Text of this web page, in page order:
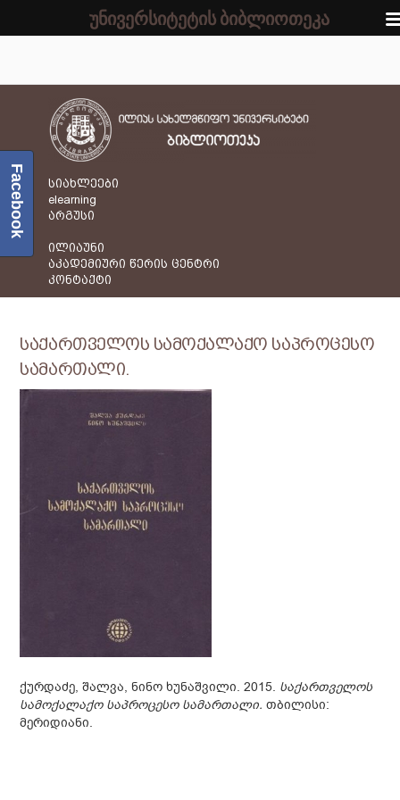
სიახლეები
elearning
არგუსი
ილიაუნი
აკადემიური წერის ცენტრი
კონტაქტი
საქართველოს სამოქალაქო საპროცესო
სამართალი.
ქურდაძე, შალვა, ნინო ხუნაშვილი. 2015. საქართველოს
სამოქალაქო საპროცესო სამართალი.თბილისი:
მერიდიანი.
Facebook
უნივერსიტეტის ბიბლიოთეკა